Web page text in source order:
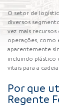
O setor de
diversos
vez mais recursos
operações, como
aparentemente
incluindo plástico
vitais para a
Por que
Regente